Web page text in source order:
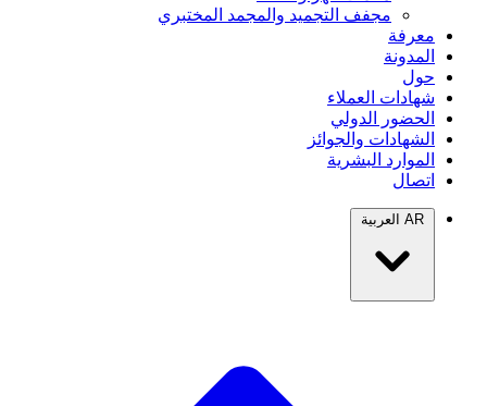
مجفف التجميد والمجمد المختبري
معرفة
المدونة
حول
شهادات العملاء
الحضور الدولي
الشهادات والجوائز
الموارد البشرية
اتصال
AR العربية